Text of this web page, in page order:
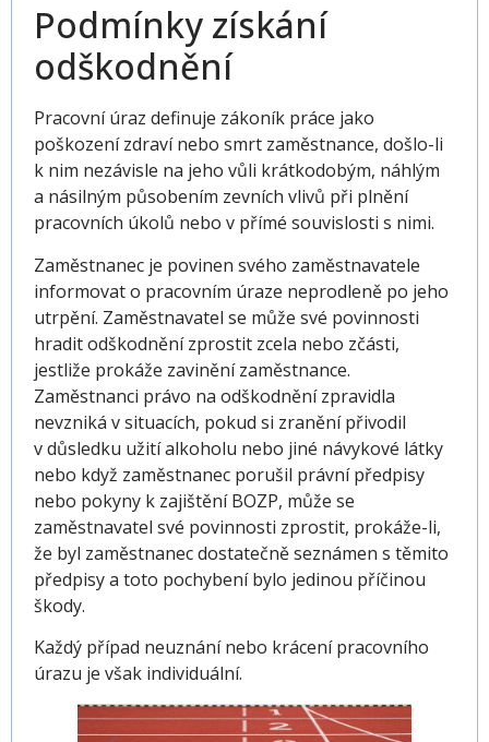
Podmínky získání
odškodnění
Pracovní úraz definuje zákoník práce jako
poškození zdraví nebo smrt zaměstnance, došlo-li
k nim nezávisle na jeho vůli krátkodobým, náhlým
a násilným působením zevních vlivů při plnění
pracovních úkolů nebo v přímé souvislosti s nimi.
Zaměstnanec je povinen svého zaměstnavatele
informovat o pracovním úraze neprodleně po jeho
utrpění. Zaměstnavatel se může své povinnosti
hradit odškodnění zprostit zcela nebo zčásti,
jestliže prokáže zavinění zaměstnance.
Zaměstnanci právo na odškodnění zpravidla
nevzniká v situacích, pokud si zranění přivodil
v důsledku užití alkoholu nebo jiné návykové látky
nebo když zaměstnanec porušil právní předpisy
nebo pokyny k zajištění BOZP, může se
zaměstnavatel své povinnosti zprostit, prokáže-li,
že byl zaměstnanec dostatečně seznámen s těmito
předpisy a toto pochybení bylo jedinou příčinou
škody.
Každý případ neuznání nebo krácenípracovního
úrazu je však individuální.